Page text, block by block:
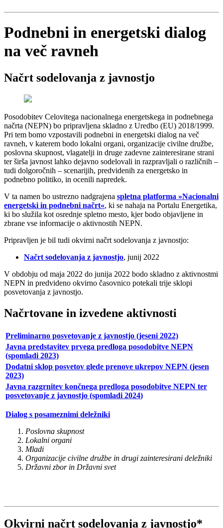
Podnebni in energetski dialog
na več ravneh
Načrt sodelovanja z javnostjo
Posodobitev Celovitega nacionalnega energetskega in podnebnega
načrta (NEPN) bo pripravljena skladno z Uredbo (EU) 2018/1999.
Pri tem bomo vzpostavili podnebni in energetski dialog na več
ravneh, v katerem bodo lokalni organi, organizacije civilne družbe,
poslovna skupnost, vlagatelji in druge zadevne zainteresirane strani
ter širša javnost lahko dejavno sodelovali in razpravljali o različnih –
tudi dolgoročnih – scenarijih, predvidenih za energetsko in
podnebno politiko, in ocenili napredek.
V ta namen bo ustrezno nadgrajena spletna platforma »Nacionalni
energetski in podnebni načrt«, ki se nahaja na Portalu Energetika,
ki bo služila kot osrednje spletno mesto, kjer bodo objavljene in
zbrane vse informacije o aktivnostih NEPN.
Pripravljen je bil tudi okvirni načrt sodelovanja z javnostjo:
Načrt sodelovanja z javnostjo, junij 2022
V obdobju od maja 2022 do junija 2022 bodo skladno z aktivnostmi
NEPN in predvideno okvirno časovnico potekali trije sklopi
posvetovanja z javnostjo.
Načrtovane in izvedene aktivnosti
Preliminarno posvetovanje z javnostjo (jeseni 2022)
Javna predstavitev prvega predloga posodobitve NEPN
(spomladi 2023)
Dodatni sklop posvetov glede prenove ukrepov NEPN (jesen
2023)
Javna razgrnitev končnega predloga posodobitve NEPN ter
posvetovanje z javnostjo (spomladi 2024)
Dialog s posameznimi deležniki
Poslovna skupnost
Lokalni organi
Mladi
Organizacije civilne družbe in drugi zainteresirani deležniki
Državni zbor in Državni svet
Okvirni načrt sodelovanja z javnostjo*